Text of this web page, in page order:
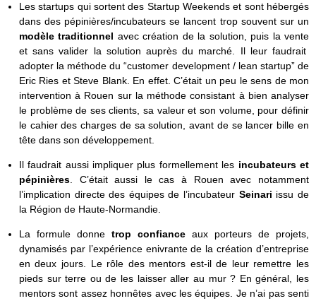
Les startups qui sortent des Startup Weekends et sont hébergés
dans des pépinières/incubateurs se lancent trop souvent sur un
modèle traditionnel avec création de la solution, puis la vente
et sans valider la solution auprès du marché. Il leur faudrait
adopter la méthode du “customer development / lean startup” de
Eric Ries et Steve Blank. En effet. C’était un peu le sens de mon
intervention à Rouen sur la méthode consistant à bien analyser
le problème de ses clients, sa valeur et son volume, pour définir
le cahier des charges de sa solution, avant de se lancer bille en
tête dans son développement.
Il faudrait aussi impliquer plus formellement les incubateurs et
pépinières. C’était aussi le cas à Rouen avec notamment
l’implication directe des équipes de l’incubateur Seinari issu de
la Région de Haute-Normandie.
La formule donne trop confiance aux porteurs de projets,
dynamisés par l’expérience enivrante de la création d’entreprise
en deux jours. Le rôle des mentors est-il de leur remettre les
pieds sur terre ou de les laisser aller au mur ? En général, les
mentors sont assez honnêtes avec les équipes. Je n’ai pas senti